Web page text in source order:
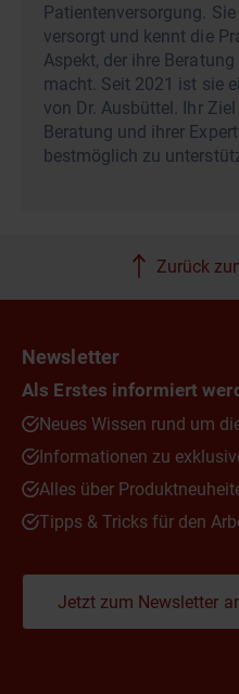
Patientenversorgung.
versorgt und kennt die
Aspekt, der ihre
macht. Seit 2021 ist sie
von Dr. Ausbüttel. Ihr
Beratung und ihrer
bestmöglich zu
Zurück
Newsletter
Als Erstes informiert
Neues Wissen rund um
Informationen zu
Alles über
Tipps & Tricks für den
Jetzt zum Newsletter